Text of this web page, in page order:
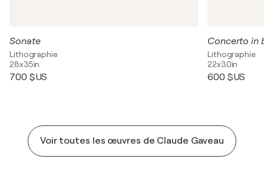
Sonate
Lithographie
28x35in
700 $US
Concerto in
Lithographie
22x30in
600 $US
Voir toutes les œuvres de Claude Gaveau